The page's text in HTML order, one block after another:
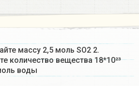
массу 2,5 моль SO2 2.
количество вещества 18*10²³
воды